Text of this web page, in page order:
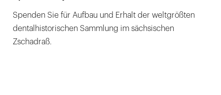
Spenden Sie für Aufbau und Erhalt der weltgrößten
dentalhistorischen Sammlung im sächsischen
Zschadraß.